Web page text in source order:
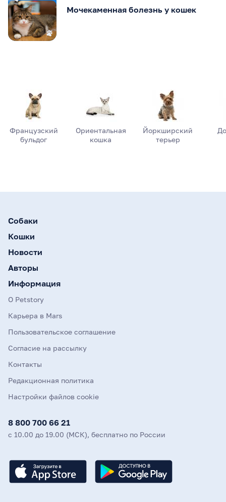
Мочекаменная болезнь у кошек
Французский
бульдог
Ориентальная
кошка
Йоркширский
терьер
Собаки
Кошки
Новости
Авторы
Информация
О Petstory
Карьера в Mars
Пользовательское соглашение
Согласие на рассылку
Контакты
Редакционная политика
Настройки файлов cookie
8 800 700 66 21
с 10.00 до 19.00 (МСК), бесплатно по России